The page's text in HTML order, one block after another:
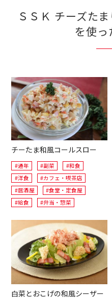
ＳＳＫ チーズた
を使っ
チーたま和風コールスロー
#通年 #副菜
#和食
#洋食
#カフェ・喫茶店
#居酒屋
#食堂・定食屋
#給食
#弁当・惣菜
白菜とおこげの和風シーザー